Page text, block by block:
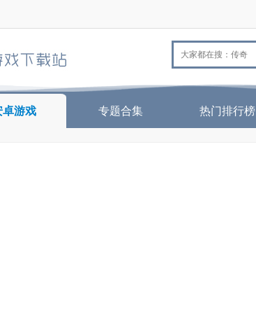
卓游戏 专题合集 热门排行榜